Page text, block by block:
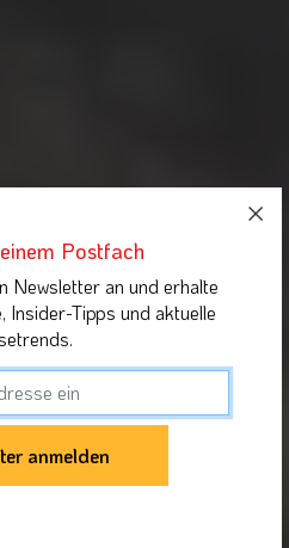
Postfach
Newsletter an und erhalte
Insider-Tipps und aktuelle